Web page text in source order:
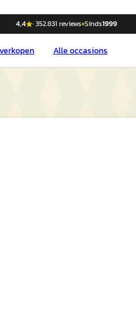
4,4 ·352.831 reviews Sinds1999
verkopen Alle occasions